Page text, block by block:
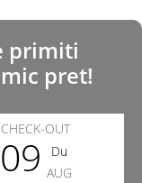
primiti
pret!
CHECK-OUT
09
Du
AUG